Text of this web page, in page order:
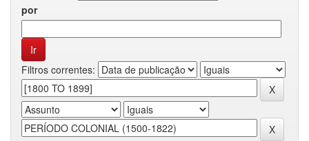
por
Filtros correntes: